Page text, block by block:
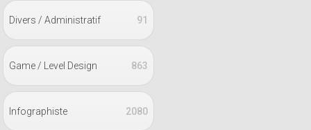
91
Divers / Administratif
863
Game / Level Design
2080
Infographiste